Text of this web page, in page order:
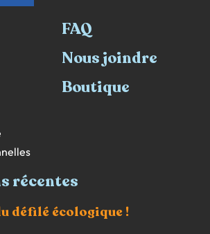
FAQ
Nous joindre
Boutique
récentes
défilé écologique !